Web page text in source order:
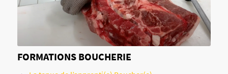
FORMATIONS BOUCHERIE